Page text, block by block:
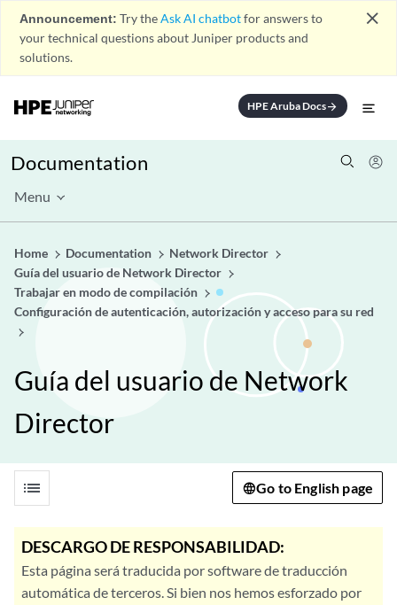
Announcement: Try theAsk AI chatbotfor answers to
your technical questions about Juniper products and
solutions.
close
HPE Aruba Docsarrow_forward
Documentation
Menu
Home Documentation
Network Director
Guía del usuario de Network Director
Trabajar en modo de compilación
Configuración de autenticación, autorización y acceso para su red
Guía del usuario de Network
Director
list Go to English page
DESCARGO DE RESPONSABILIDAD:
Esta página será traducida por software de traducción
automática de terceros. Si bien nos hemos esforzado por